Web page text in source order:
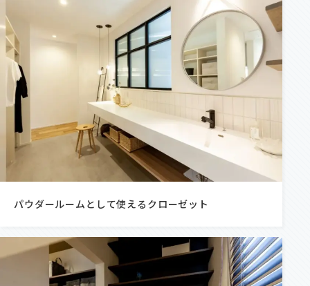
パウダールームとして使えるクローゼット